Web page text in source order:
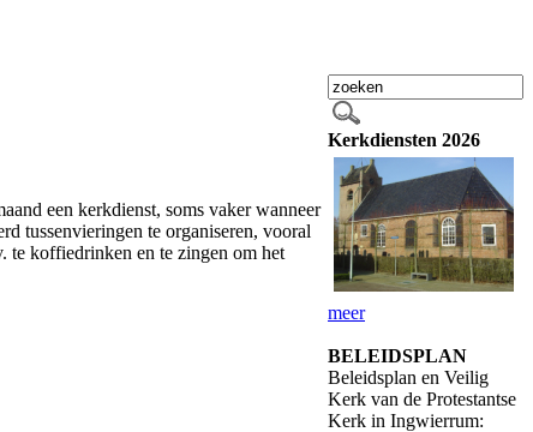
een kerkdienst, soms vaker wanneer
tussenvieringen te organiseren, vooral
te koffiedrinken en te zingen om het
Kerkdiensten 2026
meer
BELEIDSPLAN
Beleidsplan en Veilig
Kerk van de Protestantse
Kerk in Ingwierrum: